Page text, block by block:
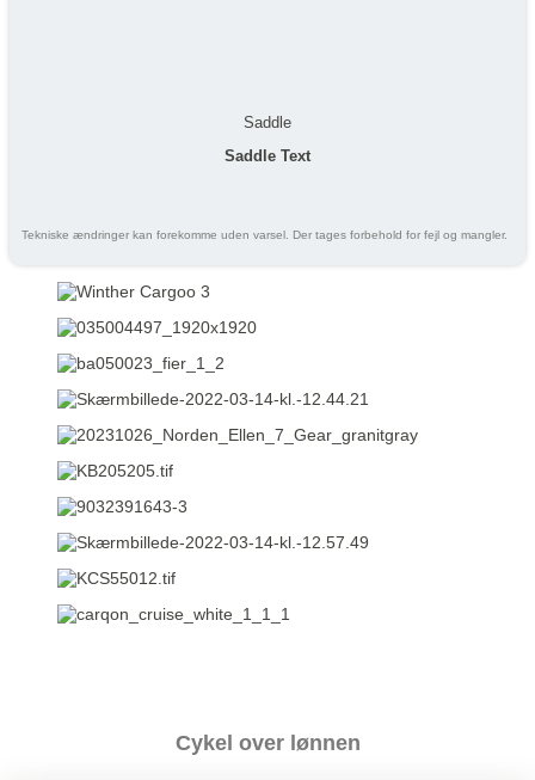
Saddle
Saddle Text
Tekniske ændringer kan forekomme uden varsel. Der tages forbehold for fejl og mangler.
Cykel over lønnen